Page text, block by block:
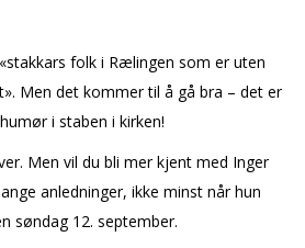
folk i Rælingen som er uten
Men det kommer til å gå bra – det er
i staben i kirken!
Men vil du bli mer kjent med Inger
anledninger, ikke minst når hun
søndag 12. september.